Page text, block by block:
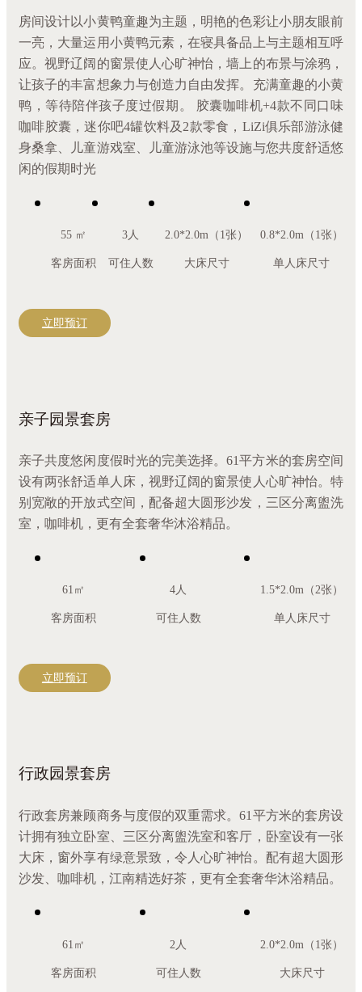
房间设计以小黄鸭童趣为主题，明艳的色彩让小朋友眼前
一亮，大量运用小黄鸭元素，在寝具备品上与主题相互呼
应。视野辽阔的窗景使人心旷神怡，墙上的布景与涂鸦，
让孩子的丰富想象力与创造力自由发挥。充满童趣的小黄
鸭，等待陪伴孩子度过假期。 胶囊咖啡机+4款不同口味
咖啡胶囊，迷你吧4罐饮料及2款零食，LiZi俱乐部游泳健
身桑拿、儿童游戏室、儿童游泳池等设施与您共度舒适悠
闲的假期时光
55 ㎡
客房面积
3人
可住人数
2.0*2.0m（1张）
大床尺寸
0.8*2.0m（1张）
单人床尺寸
立即预订
亲子园景套房
亲子共度悠闲度假时光的完美选择。61平方米的套房空间
设有两张舒适单人床，视野辽阔的窗景使人心旷神怡。特
别宽敞的开放式空间，配备超大圆形沙发，三区分离盥洗
室，咖啡机，更有全套奢华沐浴精品。
61㎡
客房面积
4人
可住人数
1.5*2.0m（2张）
单人床尺寸
立即预订
行政园景套房
行政套房兼顾商务与度假的双重需求。61平方米的套房设
计拥有独立卧室、三区分离盥洗室和客厅，卧室设有一张
大床，窗外享有绿意景致，令人心旷神怡。配有超大圆形
沙发、咖啡机，江南精选好茶，更有全套奢华沐浴精品。
61㎡
客房面积
2人
可住人数
2.0*2.0m（1张）
大床尺寸